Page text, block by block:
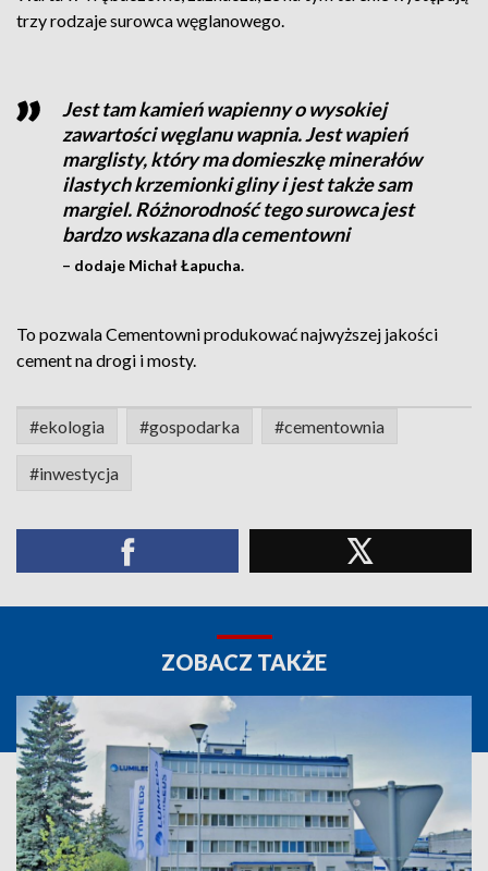
trzy rodzaje surowca węglanowego.
Jest tam kamień wapienny o wysokiej
zawartości węglanu wapnia. Jest wapień
marglisty, który ma domieszkę minerałów
ilastych krzemionki gliny i jest także sam
margiel. Różnorodność tego surowca jest
bardzo wskazana dla cementowni
– dodaje Michał Łapucha.
To pozwala Cementowni produkować najwyższej jakości
cement na drogi i mosty.
#ekologia #gospodarka #cementownia
#inwestycja
ZOBACZ TAKŻE